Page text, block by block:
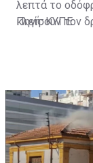
λεπτά το
κλείσουν τον
Πηγή: ΚΥΠΕ